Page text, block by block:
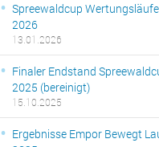
Spreewaldcup Wertungsläufe
2026
13.01.2026
Finaler Endstand
2025 (bereinigt)
15.10.2025
Ergebnisse Empor Bewegt